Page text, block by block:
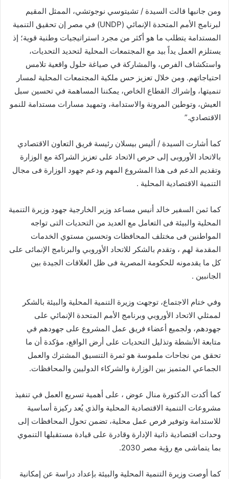
ومن جانبها قالت السيدة / تشيتوسي نوجوتشي، الممثل المقيم
لبرنامج الأمم المتحدة الإنمائي (UNDP) في مصر إن تحقيق التنمية
المستدامة يتطلب ما هو أكثر من مجرد استراتيجيات وطنية قوية؛ إذ
يستلزم العمل يداً بيد مع المجتمعات المحلية لتحديد التحديات،
واستكشاف الفرص، والمشاركة في صياغة حلول واقعية تلامس
احتياجاتهم. ومن خلال تعزيز حس ملكية المجتمعات المحلية لمسار
تنميتها، وإشراك القطاع الخاص، يمكننا المساهمة في تحسين سبل
العيش، وتوطين المرونة والاستدامة، وتمهيد مسارات مستدامة للنمو
الاقتصادي.”
كما أشارت السيدة / أليس بيسلان رئيسة فريق التعاون الاقتصادي
بالاتحاد الأوروبى إلى حرص الاتحاد على تعزيز الشراكة مع الوزارة
وتقديم الدعم فى هذا المشروع المهم ودعم جهود الوزارة فى مجال
التنمية الاقتصادية المحلية .
كما ثمن السفير خالد أنيس مساعد وزير الخارجية جهود وزيرة التنمية
المحلية والبيئة فى التعامل مع العديد من التحديات التى تواجه
المواطنين فى مختلف المحافظات وتحسين مستوي الخدمات
المقدمة لهم ، وتقدم بالشكر للاتحاد الأوروبي والبرنامج الإنمائى على
كل ما يقدمونه للحكومة المصرية فى ظل العلاقات الجيدة بين
الجانبين .
وفي ختام الاجتماع، توجهت وزيرة التنمية المحلية والبيئة بالشكر
لممثلي الاتحاد الأوروبي وبرنامج الأمم المتحدة الإنمائي على
جهودهم، ولجميع أعضاء فريق عمل المشروع على جهودهم في
متابعة الأنشطة وتذليل التحديات على أرض الواقع، مؤكدة أن ما
تحقق من نجاحات ملموسة هو ثمرة التنسيق المشترك والعمل
الجماعي المتميز بين الوزارة والشركاء الدوليين والمحافظات.
كما أكدت الدكتورة منال عوض ، على أهمية تسريع العمل في تنفيذ
مشروعات التنمية الاقتصادية المحلية والذي يُعد ركيزة أساسية
للاستدامة وتوفير فرص عمل محلية، تضمن تحول المحافظات إلى
وحدات اقتصادية ذاتية الإدارة وقادرة على قيادة مستقبلها التنموي
بما يتماشى مع رؤية مصر 2030.
كما أوصت وزيرة التنمية المحلية والبيئة بإعداد دراسة عن إمكانية